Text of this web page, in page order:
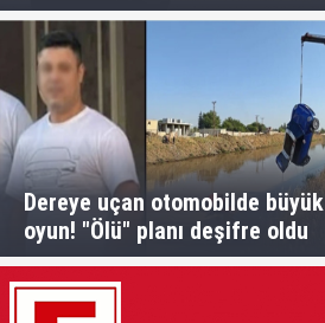
Dereye uçan otomobilde büyük
oyun! "Ölü" planı deşifre oldu